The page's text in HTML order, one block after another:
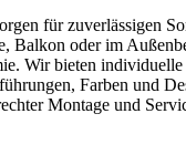
für zuverlässigen
Balkon oder im
Wir bieten individuelle
Farben und
Montage und